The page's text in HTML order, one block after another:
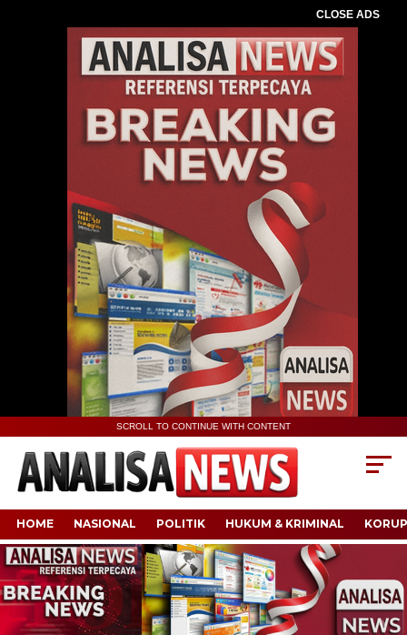
CLOSE ADS
SCROLL TO CONTINUE WITH CONTENT
HOME NASIONAL POLITIK HUKUM & KRIMINAL